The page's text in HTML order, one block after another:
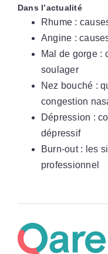
Dans l’actualité
Rhume :
Angine :
Mal de gorge :
soulager
Nez bouché :
congestion
Dépression :
dépressif
Burn-out : les
professionnel